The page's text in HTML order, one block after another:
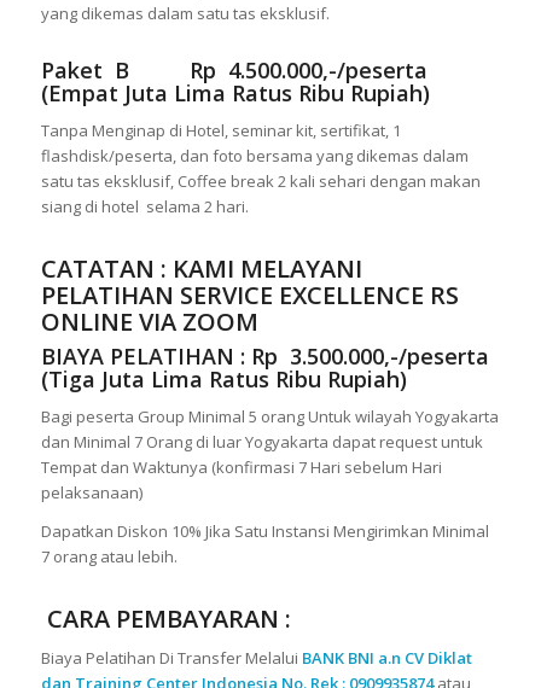
yang dikemas dalam satu tas eksklusif.
Paket B Rp 4.500.000,-/peserta
(Empat Juta Lima Ratus Ribu Rupiah)
Tanpa Menginap di Hotel, seminar kit, sertifikat, 1
flashdisk/peserta, dan foto bersama yang dikemas dalam
satu tas eksklusif, Coffee break 2 kali sehari dengan makan
siang di hotel selama 2 hari.
CATATAN : KAMI MELAYANI
PELATIHAN SERVICE EXCELLENCE RS
ONLINE VIA ZOOM
BIAYA PELATIHAN : Rp 3.500.000,-/peserta
(Tiga Juta Lima Ratus Ribu Rupiah)
Bagi peserta Group Minimal 5 orang Untuk wilayah Yogyakarta
dan Minimal 7 Orang di luar Yogyakarta dapat request untuk
Tempat dan Waktunya (konfirmasi 7 Hari sebelum Hari
pelaksanaan)
Dapatkan Diskon 10% Jika Satu Instansi Mengirimkan Minimal
7 orang atau lebih.
CARA PEMBAYARAN :
Biaya Pelatihan Di Transfer Melalui BANK BNI a.n CV Diklat
dan Training Center Indonesia No. Rek : 0909935874atau